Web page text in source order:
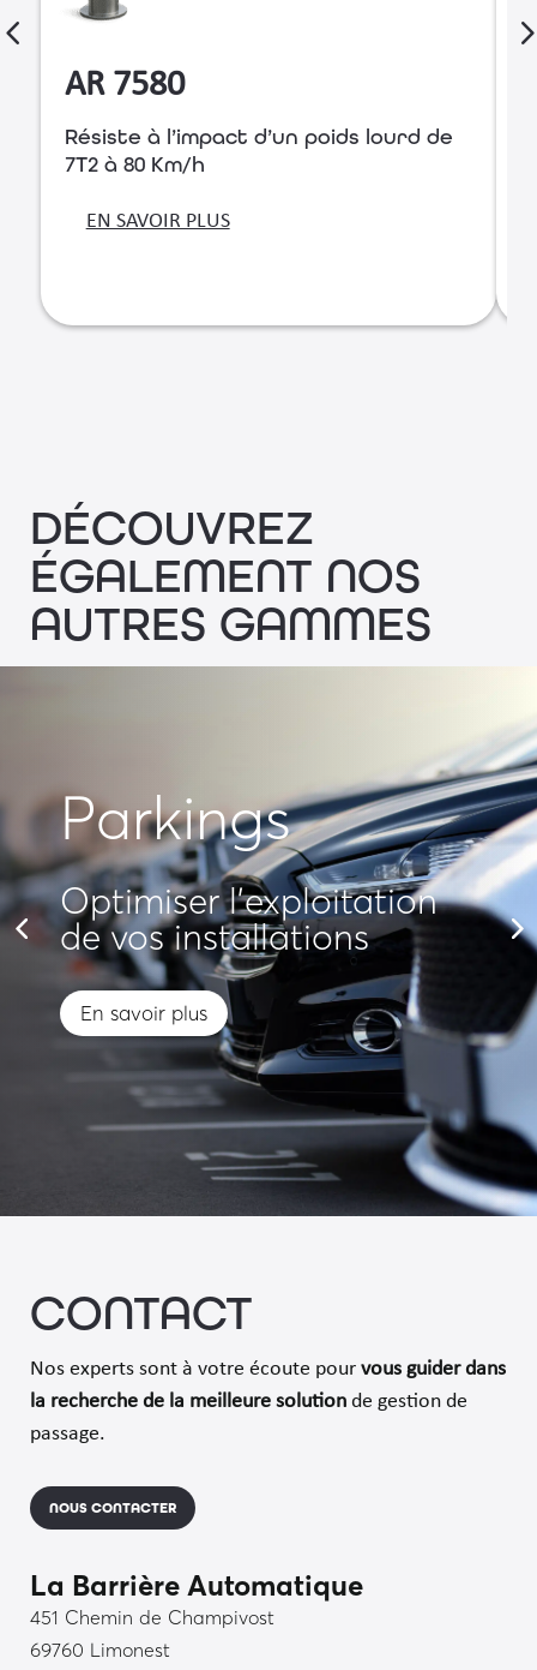
AR 7580
Résiste à l’impact d’un poids lourd de
7T2 à 80 Km/h
EN SAVOIR PLUS
DÉCOUVREZ
ÉGALEMENT NOS
AUTRES GAMMES
Parkings
Optimiser l'exploitation
de vos installations
En savoir plus
CONTACT
Nos experts sont à votre écoute pour vous guider dans
la recherche de la meilleure solutionde gestion de
passage.
NOUS CONTACTER
La Barrière Automatique
451 Chemin de Champivost
69760 Limonest